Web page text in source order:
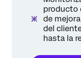
producto
de
del
hasta la